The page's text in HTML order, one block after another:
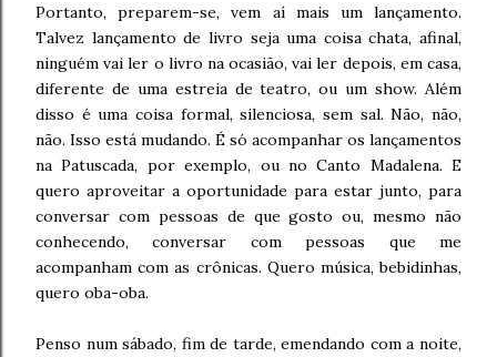
Portanto, preparem-se, vem aí mais um lançamento.
Talvez lançamento de livro seja uma coisa chata, afinal,
ninguém vai ler o livro na ocasião, vai ler depois, em casa,
diferente de uma estreia de teatro, ou um show. Além
disso é uma coisa formal, silenciosa, sem sal. Não, não,
não. Isso está mudando. É só acompanhar os lançamentos
na Patuscada, por exemplo, ou no Canto Madalena. E
quero aproveitar a oportunidade para estar junto, para
conversar com pessoas de que gosto ou, mesmo não
conhecendo, conversar com pessoas que me
acompanham com as crônicas. Quero música, bebidinhas,
quero oba-oba.
Penso num sábado, fim de tarde, emendando com a noite,